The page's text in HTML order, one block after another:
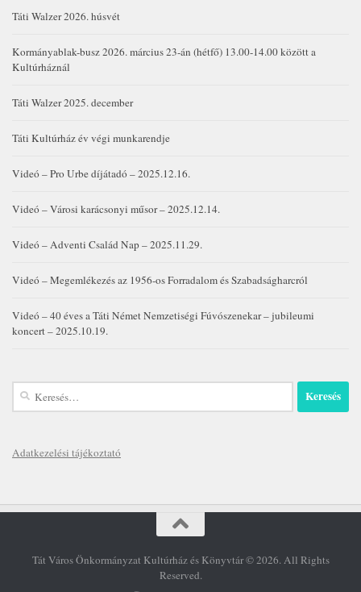
Táti Walzer 2026. húsvét
Kormányablak-busz 2026. március 23-án (hétfő) 13.00-14.00 között a
Kultúrháznál
Táti Walzer 2025. december
Táti Kultúrház év végi munkarendje
Videó – Pro Urbe díjátadó – 2025.12.16.
Videó – Városi karácsonyi műsor – 2025.12.14.
Videó – Adventi Család Nap – 2025.11.29.
Videó – Megemlékezés az 1956-os Forradalom és Szabadságharcról
Videó – 40 éves a Táti Német Nemzetiségi Fúvószenekar – jubileumi
koncert – 2025.10.19.
Keresés:
Adatkezelési tájékoztató
Tát Város Önkormányzat Kultúrház és Könyvtár © 2026. All Rights
Reserved.